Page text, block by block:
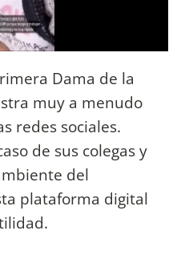
Dama de la
muy a menudo
redes sociales.
de sus colegas y
del
plataforma digital